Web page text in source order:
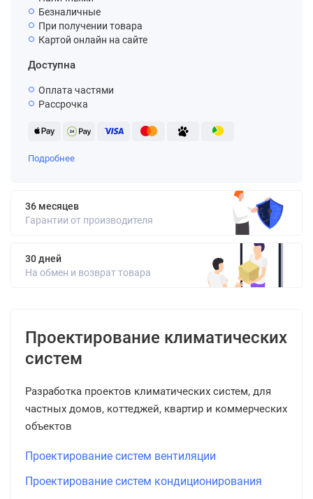
Безналичные
При получении товара
Картой онлайн на сайте
Доступна
Оплата частями
Рассрочка
Подробнее
36 месяцев
Гарантии от производителя
30 дней
На обмен и возврат товара
Проектирование климатических
систем
Разработка проектов климатических систем, для
частных домов, коттеджей, квартир и коммерческих
объектов
Проектирование систем вентиляции
Проектирование систем кондиционирования